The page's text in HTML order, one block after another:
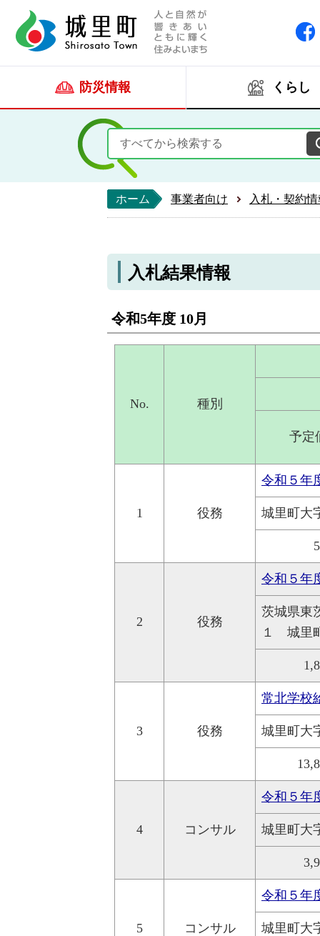
防災情報 くらし
ホーム 事業者向け 入札・契約
入札結果情報
令和5年度 10月
No. 種別
予定
1 役務
令和５年
城里町
2 役務
令和５年
茨城県東
１ 城里
3 役務
常北学校
城里町
4 コンサル
令和５年
城里町大
5 コンサル
令和５年
城里町大